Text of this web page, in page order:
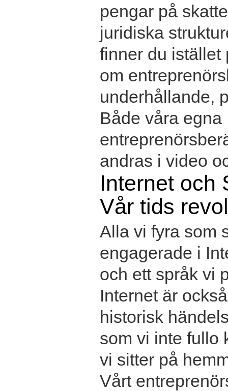
pengar på
juridiska
finner du istället
om
underhållande,
Både våra egna
andras i video
Internet och
Vår tids
Alla vi fyra som
engagerade i
och ett språk vi
Internet är
historisk
som vi inte fullo
vi sitter på
Vårt